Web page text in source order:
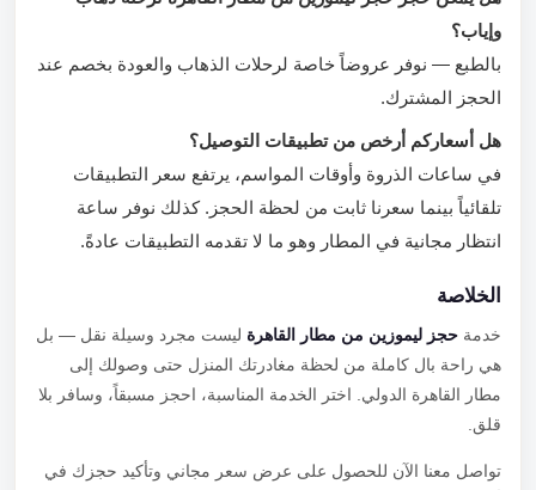
وإياب؟
بالطبع — نوفر عروضاً خاصة لرحلات الذهاب والعودة بخصم عند
الحجز المشترك.
هل أسعاركم أرخص من تطبيقات التوصيل؟
في ساعات الذروة وأوقات المواسم، يرتفع سعر التطبيقات
تلقائياً بينما سعرنا ثابت من لحظة الحجز. كذلك نوفر ساعة
انتظار مجانية في المطار وهو ما لا تقدمه التطبيقات عادةً.
الخلاصة
خدمةحجز ليموزين من مطار القاهرةليست مجرد وسيلة نقل — بل
هي راحة بال كاملة من لحظة مغادرتك المنزل حتى وصولك إلى
مطار القاهرة الدولي. اختر الخدمة المناسبة، احجز مسبقاً، وسافر بلا
قلق.
تواصل معنا الآن للحصول على عرض سعر مجاني وتأكيد حجزك في